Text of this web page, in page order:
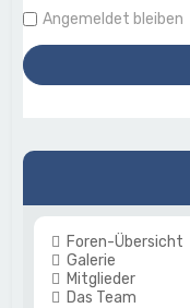
Angemeldet bleiben
Foren-Übersicht
Galerie
Mitglieder
Das Team